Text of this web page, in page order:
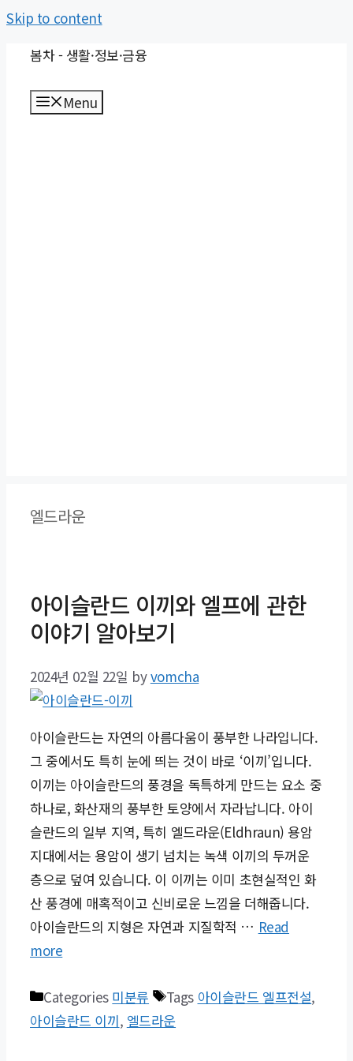
Skip to content
봄차 - 생활·정보·금융
Menu
엘드라운
아이슬란드 이끼와 엘프에 관한
이야기 알아보기
2024년 02월 22일 byvomcha
아이슬란드는 자연의 아름다움이 풍부한 나라입니다.
그 중에서도 특히 눈에 띄는 것이 바로 ‘이끼’입니다.
이끼는 아이슬란드의 풍경을 독특하게 만드는 요소 중
하나로, 화산재의 풍부한 토양에서 자라납니다. 아이
슬란드의 일부 지역, 특히 엘드라운(Eldhraun) 용암
지대에서는 용암이 생기 넘치는 녹색 이끼의 두꺼운
층으로 덮여 있습니다. 이 이끼는 이미 초현실적인 화
산 풍경에 매혹적이고 신비로운 느낌을 더해줍니다.
아이슬란드의 지형은 자연과 지질학적 … Read
more
Categories 미분류 Tags 아이슬란드 엘프전설,
아이슬란드 이끼, 엘드라운